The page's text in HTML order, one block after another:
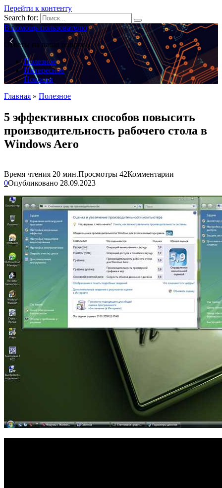
Перейти к контенту
Search for:
В помощь пользователю
Ответы на ваши вопросы
Полезное
Интересное
Новости
Главная » Полезное
5 эффективных способов повысить
производительность рабочего стола в
Windows Aero
Время чтения 20 мин.Просмотры 42Комментарии
0Опубликовано 28.09.2023